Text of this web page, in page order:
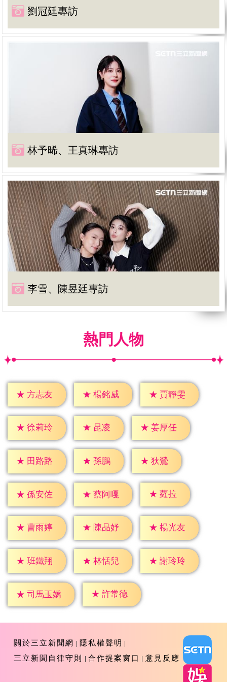
劉冠廷專訪
林予晞、王真琳專訪
李雪、陳昱廷專訪
熱門人物
★ 方志友 ★ 楊銘威 ★ 賈靜雯
★ 徐莉玲 ★ 昆凌 ★ 姜厚任
★ 田路路 ★ 孫鵬 ★ 狄鶯
★ 孫安佐 ★ 蔡阿嘎 ★ 蘿拉
★ 曹雨婷 ★ 陳品妤 ★ 楊光友
★ 班鐵翔 ★ 林恬兒 ★ 謝玲玲
★ 司馬玉嬌 ★ 許常德
關於三立新聞網
隱私權聲明
三立新聞自律守則
合作提案窗口 意見反應